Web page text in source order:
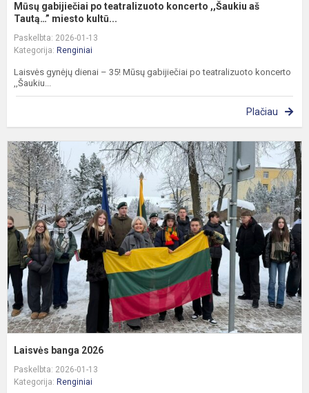
Mūsų gabijiečiai po teatralizuoto koncerto ,,Šaukiu aš
Tautą…” miesto kultū...
Paskelbta: 2026-01-13
Kategorija: Renginiai
Laisvės gynėjų dienai – 35! Mūsų gabijiečiai po teatralizuoto koncerto
,,Šaukiu...
Plačiau
Laisvės banga 2026
Paskelbta: 2026-01-13
Kategorija: Renginiai